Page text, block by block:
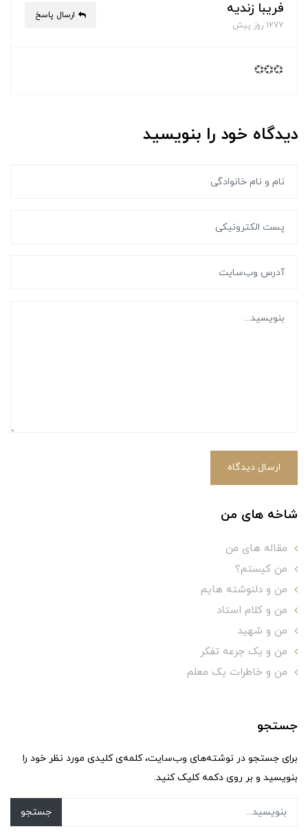
فریبا زندیه
1277 روز پیش
ارسال پاسخ
💞💞💞
دیدگاه خود را بنویسید
ارسال دیدگاه
شاخه های من
مقاله های من
من کیستم؟
من و دلنوشته هایم
من و کلام استاد
من و شهید
من و یک جرعه تفکر
من و خاطرات یک معلم
جستجو
برای جستجو در نوشته‌های وب‌سایت، کلمه‌ی کلیدی مورد نظر خود را
بنویسید و بر روی دکمه کلیک کنید.
جستجو